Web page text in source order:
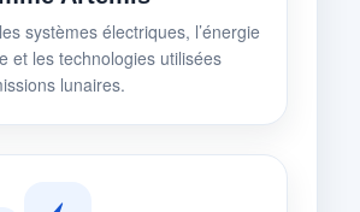
systèmes électriques, l’énergie
et les technologies utilisées
lunaires.